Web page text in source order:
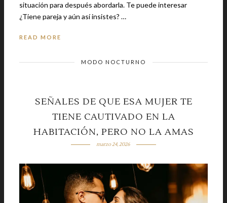
situación para después abordarla. Te puede interesar
¿Tiene pareja y aún así insistes? …
READ MORE
MODO NOCTURNO
SEÑALES DE QUE ESA MUJER TE
TIENE CAUTIVADO EN LA
HABITACIÓN, PERO NO LA AMAS
marzo 24, 2026